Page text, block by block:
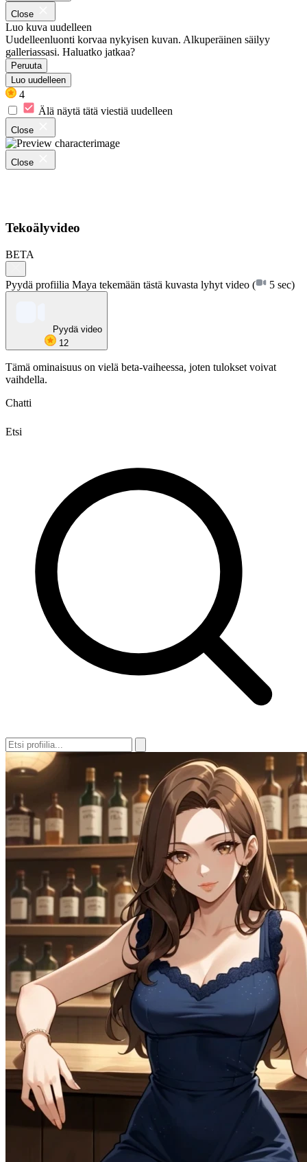
Close
Luo kuva uudelleen
Uudelleenluonti korvaa nykyisen kuvan. Alkuperäinen säilyy
galleriassasi. Haluatko jatkaa?
Peruuta
Luo uudelleen
4
Älä näytä tätä viestiä uudelleen
Close
Close
Tekoälyvideo
BETA
Pyydä profiilia Maya tekemään tästä kuvasta lyhyt video ( 5 sec)
Pyydä video
12
Tämä ominaisuus on vielä beta-vaiheessa, joten tulokset voivat
vaihdella.
Chatti
Etsi